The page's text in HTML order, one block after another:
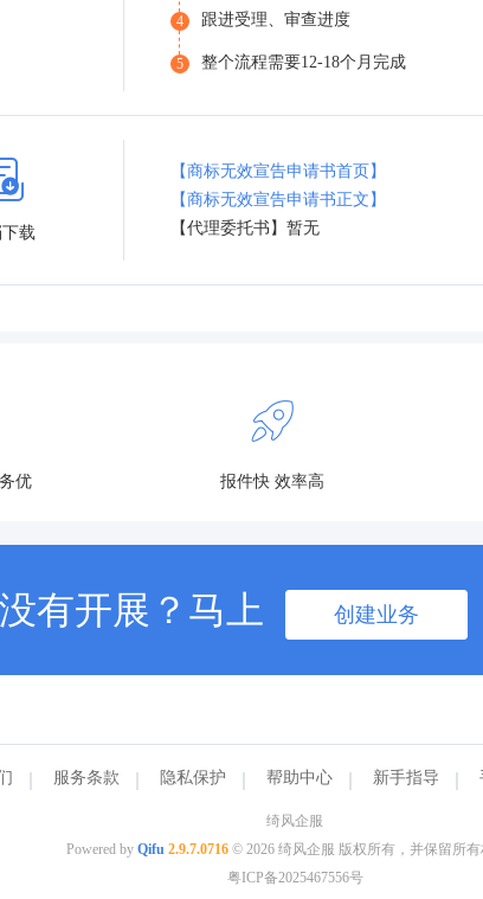
4 跟进受理、审查进度
5 整个流程需要12-18个月完成
载
【商标无效宣告申请书首页】
【商标无效宣告申请书正文】
【代理委托书】暂无
优 报件快 效率高
有开展？马上 创建业务
服务条款 隐私保护 帮助中心 新手指导
绮风企服
Powered by Qifu 2.9.7.0716 © 2026 绮风企服 版权所有，并保留所有
粤ICP备2025467556号